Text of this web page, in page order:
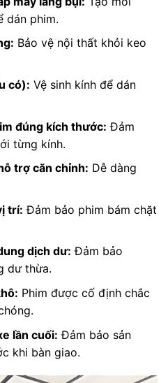
dán phim.
Bảo vệ nội thất khỏi keo
có): Vệ sinh kính để dán
đúng kích thước: Đảm
từng kính.
trợ căn chỉnh: Dễ dàng
trí: Đảm bảo phim bám chặt
dịch dư: Đảm bảo
dư thừa.
Phim được cố định chắc
lần cuối: Đảm bảo sản
khi bàn giao.